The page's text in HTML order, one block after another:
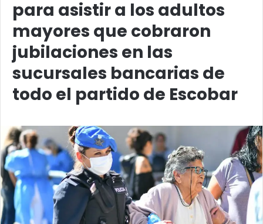
para asistir a los adultos
mayores que cobraron
jubilaciones en las
sucursales bancarias de
todo el partido de Escobar